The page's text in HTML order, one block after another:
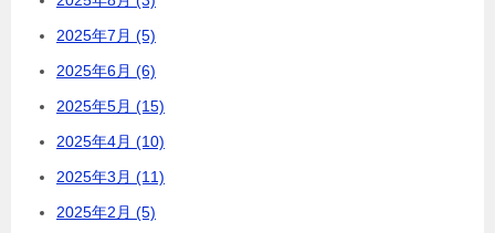
2025年7月 (5)
2025年6月 (6)
2025年5月 (15)
2025年4月 (10)
2025年3月 (11)
2025年2月 (5)